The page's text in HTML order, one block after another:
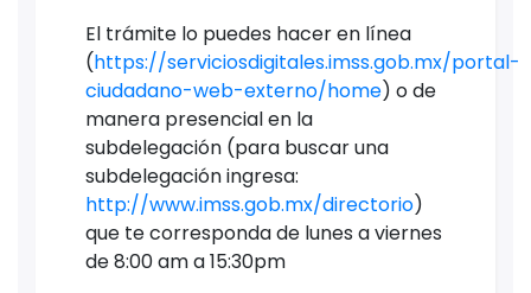
El trámite lo puedes hacer en línea
(https://serviciosdigitales.imss.gob.mx/portal-
ciudadano-web-externo/home) o de
manera presencial en la
subdelegación (para buscar una
subdelegación ingresa:
http://www.imss.gob.mx/directorio)
que te corresponda de lunes a viernes
de 8:00 am a 15:30pm